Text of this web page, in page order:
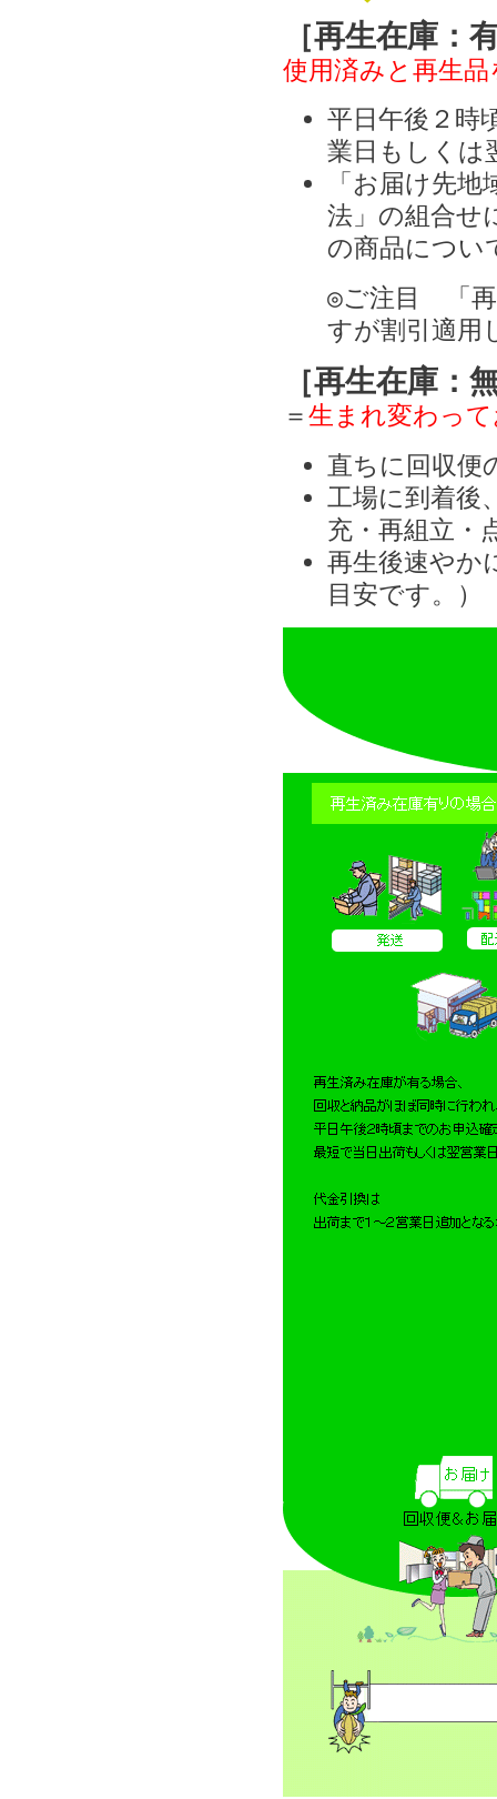
［再生在庫：
使用済みと再生品
平日午後２時
業日もしく
「お届け先
法」の組合せ
の商品につい
◎ご注目 「再
すが割引適用
［再生在庫：
＝生まれ変わっ
直ちに回収便
工場に到着後
充・再組立・
再生後速やか
目安です。）